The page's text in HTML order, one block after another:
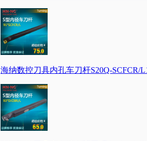
海纳数控刀具内孔车刀杆S20Q-SCFCR/